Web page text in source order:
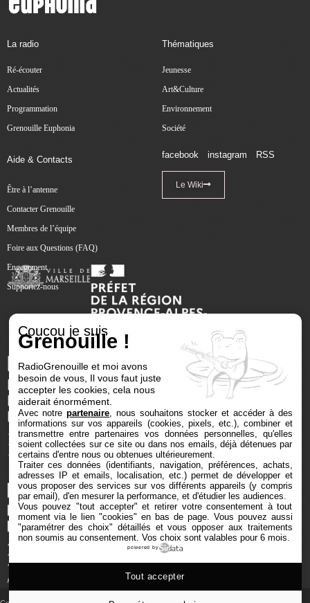
La radio
Ré-écouter
Actualités
Programmation
Grenouille Euphonia
Thématiques
Jeunesse
Art&Culture
Environnement
Société
Aide & Contacts
Être à l’antenne
Contacter Grenouille
Membres de l’équipe
Foire aux Questions (FAQ)
Engagement
Supportez-nous
facebook instagram RSS
Le Wiki
Coucou je suis
Grenouille !
RadioGrenouille et moi avons
besoin de vous, Il vous faut juste
accepter les cookies, cela nous
aiderait énormément.
Avec notrepartenaire , nous souhaitons stocker et accéder à des
informations sur vos appareils (cookies, pixels, etc.), combiner et
transmettre entre partenaires vos données personnelles, qu'elles
soient collectées sur ce site ou dans nos emails, déjà détenues par
certains d'entre nous ou obtenues ultérieurement.
Traiter ces données (identifiants, navigation, préférences, achats,
adresses IP et emails, localisation, etc.) permet de développer et
vous proposer des services sur vos différents appareils (y compris
par email), d'en mesurer la performance, et d'étudier les audiences.
Vous pouvez "tout accepter" et retirer votre consentement à tout
moment via le lien "cookies" en bas de page. Vous pouvez aussi
"paramétrer des choix" détaillés et vous opposer aux traitements
non soumis au consentement. Vos choix sont valables pour 6 mois.
powered by
Tout accepter